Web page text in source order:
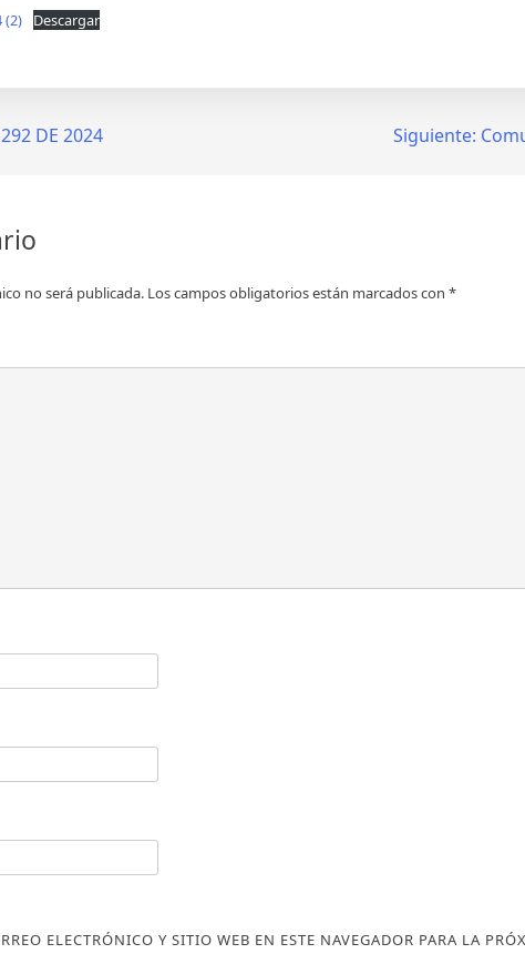
(2) Descargar
DE 2024 Siguiente:
no será publicada. Los campos obligatorios están marcados con *
ELECTRÓNICO Y SITIO WEB EN ESTE NAVEGADOR PARA LA